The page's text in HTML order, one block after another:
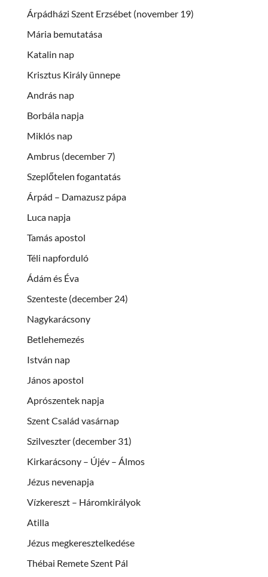
Árpádházi Szent Erzsébet (november 19)
Mária bemutatása
Katalin nap
Krisztus Király ünnepe
András nap
Borbála napja
Miklós nap
Ambrus (december 7)
Szeplőtelen fogantatás
Árpád – Damazusz pápa
Luca napja
Tamás apostol
Téli napforduló
Ádám és Éva
Szenteste (december 24)
Nagykarácsony
Betlehemezés
István nap
János apostol
Aprószentek napja
Szent Család vasárnap
Szilveszter (december 31)
Kirkarácsony – Újév – Álmos
Jézus nevenapja
Vízkereszt – Háromkirályok
Atilla
Jézus megkeresztelkedése
Thébai Remete Szent Pál